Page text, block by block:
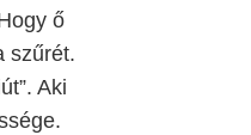
ő
szűrét.
Aki